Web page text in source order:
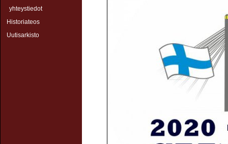
yhteystiedot
Historiateos
Uutisarkisto